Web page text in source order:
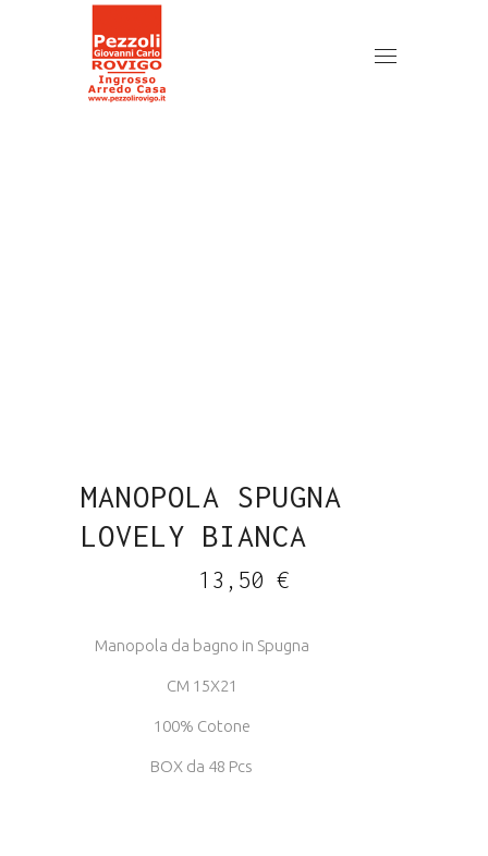
MANOPOLA SPUGNA
LOVELY BIANCA
13,50 €
Manopola da bagno in Spugna
CM 15X21
100% Cotone
BOX da 48 Pcs